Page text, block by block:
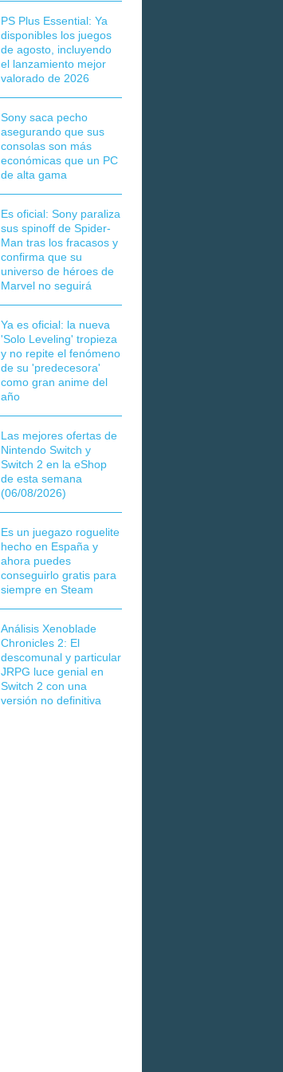
PS Plus Essential: Ya
disponibles los juegos
de agosto, incluyendo
el lanzamiento mejor
valorado de 2026
Sony saca pecho
asegurando que sus
consolas son más
económicas que un PC
de alta gama
Es oficial: Sony paraliza
sus spinoff de Spider-
Man tras los fracasos y
confirma que su
universo de héroes de
Marvel no seguirá
Ya es oficial: la nueva
'Solo Leveling' tropieza
y no repite el fenómeno
de su 'predecesora'
como gran anime del
año
Las mejores ofertas de
Nintendo Switch y
Switch 2 en la eShop
de esta semana
(06/08/2026)
Es un juegazo roguelite
hecho en España y
ahora puedes
conseguirlo gratis para
siempre en Steam
Análisis Xenoblade
Chronicles 2: El
descomunal y particular
JRPG luce genial en
Switch 2 con una
versión no definitiva